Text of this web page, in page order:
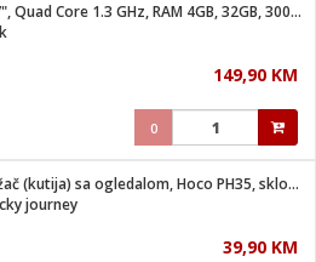
Tablet 7", Quad Core 1.3 GHz, RAM 4GB, 32GB, 3000 mAh
149,90 KM
0
Auto držač (kutija) sa ogledalom, Hoco PH35, sklopivi
journey
39,90 KM